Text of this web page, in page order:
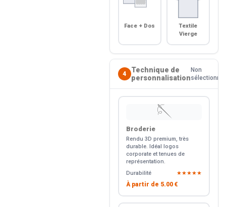
Face + Dos
Textile
Vierge
4
Technique de
personnalisation
Non
sélectionné
🪡
Broderie
Rendu 3D premium, très
durable. Idéal logos
corporate et tenues de
représentation.
Durabilité
★★★★★
À partir de 5.00 €